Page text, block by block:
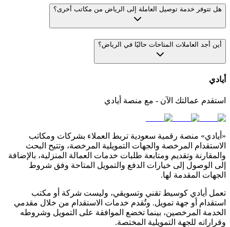
هل تتوفر خدمة توصيل العاملة إلى الرياض من مكاتب أخرى؟
أين أجد العاملات المتاحات حاليًا في الرياض؟
أيادي
استقدم عمالتك الآن - مع منصة أيادي
«أيادي» منصة رقمية سعودية تربط العملاء بشركات ومكاتب
الاستقدام المرخصة والجهات التمويلية المرخصة، وتتيح البحث
والمقارنة وتقديم ومتابعة طلبات خدمات العمالة المنزلية، بالإضافة
إلى الوصول إلى خيارات الدفع والتمويل المتاحة وفق شروط
الجهات المقدمة لها.
تعمل أيادي كوسيط تقني وتسويقي، وليست شركة أو مكتب
استقدام أو جهة تمويل. وتُقدم خدمات الاستقدام من خلال مقدمي
الخدمة المرخصين، بينما تخضع الموافقة على التمويل وشروطه
وقراراته للجهة التمويلية المختصة.